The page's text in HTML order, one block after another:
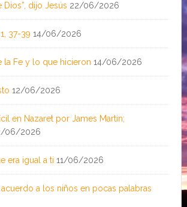
Dios”, dijo Jesús 22/06/2026
37-39 14/06/2026
la Fe y lo que hicieron 14/06/2026
12/06/2026
en Nazaret por James Martin;
06/2026
era igual a ti 11/06/2026
acuerdo a los niños en pocas palabras